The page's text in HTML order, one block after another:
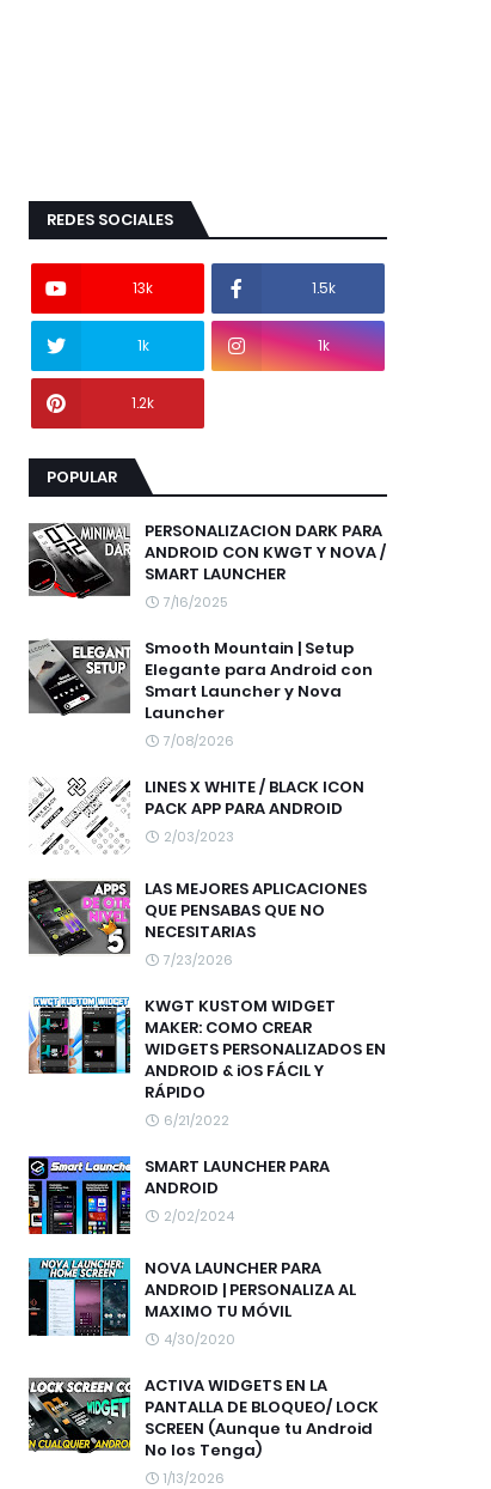
REDES SOCIALES
13k 1.5k
1k 1k
1.2k
POPULAR
PERSONALIZACION DARK PARA
ANDROID CON KWGT Y NOVA /
SMART LAUNCHER
7/16/2025
Smooth Mountain | Setup
Elegante para Android con
Smart Launcher y Nova
Launcher
7/08/2026
LINES X WHITE / BLACK ICON
PACK APP PARA ANDROID
2/03/2023
LAS MEJORES APLICACIONES
QUE PENSABAS QUE NO
NECESITARIAS
7/23/2026
KWGT KUSTOM WIDGET
MAKER: COMO CREAR
WIDGETS PERSONALIZADOS EN
ANDROID & iOS FÁCIL Y
RÁPIDO
6/21/2022
SMART LAUNCHER PARA
ANDROID
2/02/2024
NOVA LAUNCHER PARA
ANDROID | PERSONALIZA AL
MAXIMO TU MÓVIL
4/30/2020
ACTIVA WIDGETS EN LA
PANTALLA DE BLOQUEO/ LOCK
SCREEN (Aunque tu Android
No los Tenga)
1/13/2026